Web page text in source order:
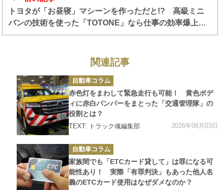
トヨタが「お昼寝」マシーンを作っただと!? 高級ミニ
バンの技術を使った「TOTONE」なら仕事の効率爆上が
り確実！
関連記事
カ
テ
ゴ
リ
ー
自動車コラム
赤色灯をまわして緊急走行も可能！ 黄色ボデ
ィに赤白バンパーをまとった「交通管理隊」の
役割とは？
TEXT: トラック魂編集部 2026年08月03日
カ
テ
ゴ
リ
ー
自動車コラム
家族間でも「ETCカード貸して」は罪になる可
能性あり！ 実際「有罪判決」もあった他人名
義のETCカード使用はなぜダメなのか？